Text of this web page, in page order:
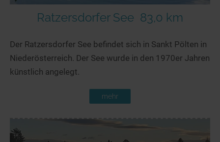
Ratzersdorfer See 83,0 km
Der Ratzersdorfer See befindet sich in Sankt Pölten in
Niederösterreich. Der See wurde in den 1970er Jahren
künstlich angelegt.
mehr